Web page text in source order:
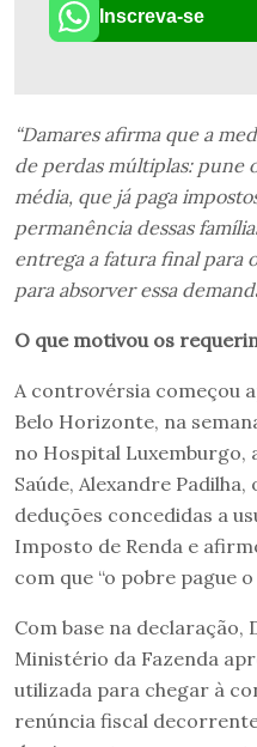
Inscreva-se
“Damares afirma que a
de perdas múltiplas: pune
média, que já paga
permanência dessas
entrega a fatura final para
para absorver essa
O que motivou os
A controvérsia começou
Belo Horizonte, na
no Hospital Luxemburgo,
Saúde, Alexandre
deduções concedidas a
Imposto de Renda e
com que “o pobre pague
Com base na declaração,
Ministério da Fazenda
utilizada para chegar à
renúncia fiscal